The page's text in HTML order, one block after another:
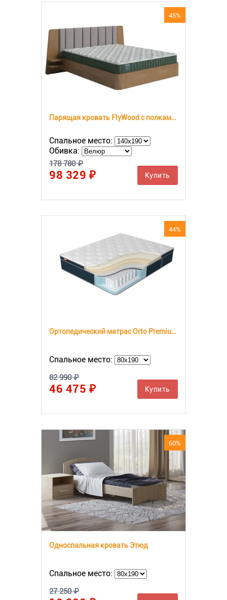
45%
Парящая кровать FlyWood с полками (сосна)
Спальное место:
Обивка:
178 780 ₽
98 329 ₽ Купить
44%
Ортопедический матрас Orto Premium Memory
Спальное место:
82 990 ₽
46 475 ₽ Купить
60%
Односпальная кровать Этюд
Спальное место:
27 250 ₽